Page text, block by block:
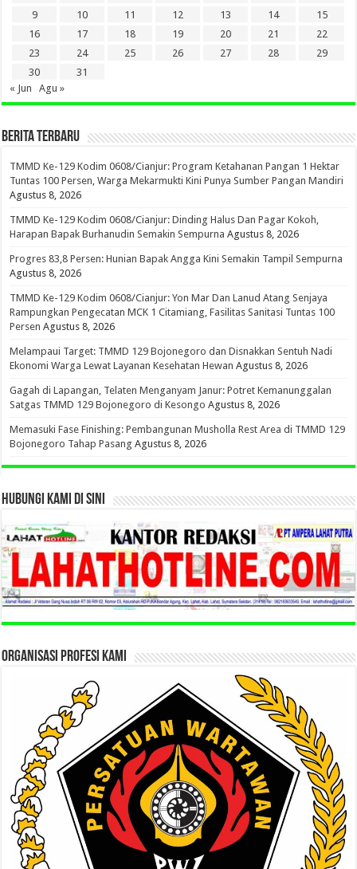
9
10 11 12 13 14
15
16
17 18 19 20 21
22
23
24 25 26 27 28
29
30
31
« Jun
Agu »
BERITA TERBARU
TMMD Ke-129 Kodim 0608/Cianjur: Program Ketahanan Pangan 1 Hektar
Tuntas 100 Persen, Warga Mekarmukti Kini Punya Sumber Pangan Mandiri
Agustus 8, 2026
TMMD Ke-129 Kodim 0608/Cianjur: Dinding Halus Dan Pagar Kokoh,
Harapan Bapak Burhanudin Semakin Sempurna Agustus 8, 2026
Progres 83,8 Persen: Hunian Bapak Angga Kini Semakin Tampil Sempurna
Agustus 8, 2026
TMMD Ke-129 Kodim 0608/Cianjur: Yon Mar Dan Lanud Atang Senjaya
Rampungkan Pengecatan MCK 1 Citamiang, Fasilitas Sanitasi Tuntas 100
Persen Agustus 8, 2026
Melampaui Target: TMMD 129 Bojonegoro dan Disnakkan Sentuh Nadi
Ekonomi Warga Lewat Layanan Kesehatan Hewan Agustus 8, 2026
Gagah di Lapangan, Telaten Menganyam Janur: Potret Kemanunggalan
Satgas TMMD 129 Bojonegoro di Kesongo Agustus 8, 2026
Memasuki Fase Finishing: Pembangunan Musholla Rest Area di TMMD 129
Bojonegoro Tahap Pasang Agustus 8, 2026
HUBUNGI KAMI DI SINI
ORGANISASI PROFESI KAMI